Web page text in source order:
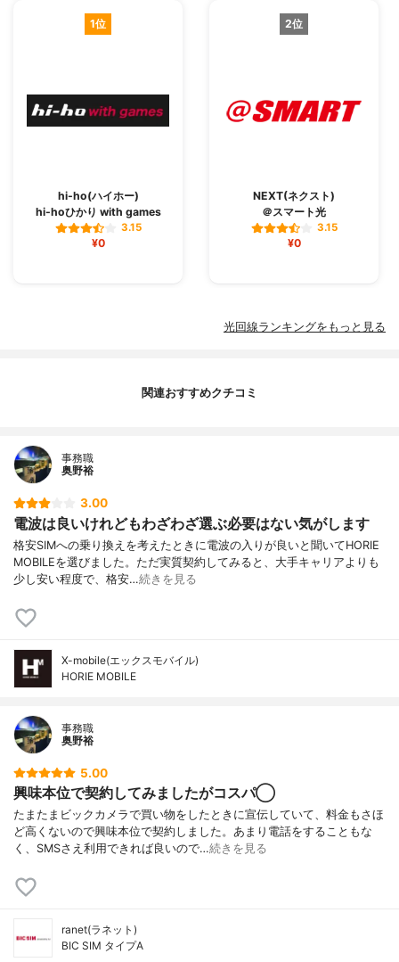
1位
hi-ho(ハイホー)
hi-hoひかり with games
3.15
¥0
2位
NEXT(ネクスト)
＠スマート光
3.15
¥0
光回線ランキングをもっと見る
関連おすすめクチコミ
事務職
奥野裕
3.00
電波は良いけれどもわざわざ選ぶ必要はない気がします
格安SIMへの乗り換えを考えたときに電波の入りが良いと聞いてHORIE
MOBILEを選びました。ただ実質契約してみると、大手キャリアよりも
少し安い程度で、格安…続きを見る
X-mobile(エックスモバイル)
HORIE MOBILE
事務職
奥野裕
5.00
興味本位で契約してみましたがコスパ◯
たまたまビックカメラで買い物をしたときに宣伝していて、料金もさほ
ど高くないので興味本位で契約しました。あまり電話をすることもな
く、SMSさえ利用できれば良いので…続きを見る
ranet(ラネット)
BIC SIM タイプA